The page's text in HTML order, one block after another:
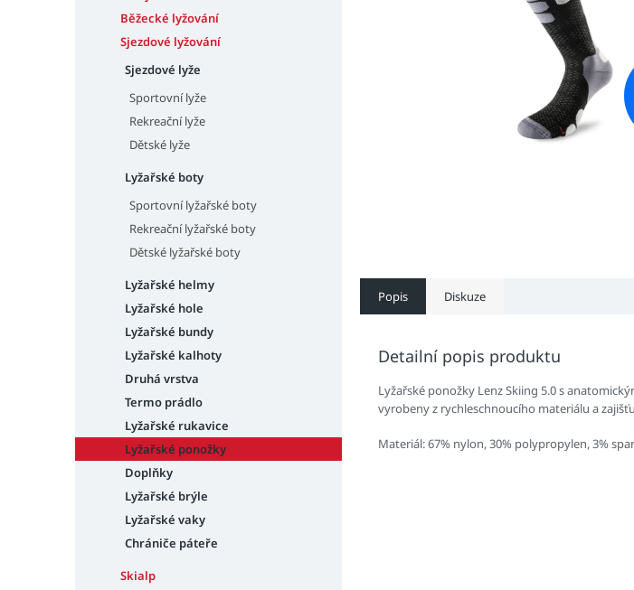
Běžecké lyžování
Sjezdové lyžování
Sjezdové lyže
Sportovní lyže
Rekreační lyže
Dětské lyže
Lyžařské boty
Sportovní lyžařské boty
Rekreační lyžařské boty
Dětské lyžařské boty
Lyžařské helmy
Lyžařské hole
Lyžařské bundy
Lyžařské kalhoty
Druhá vrstva
Termo prádlo
Lyžařské rukavice
Lyžařské ponožky
Doplňky
Lyžařské brýle
Lyžařské vaky
Chrániče páteře
Skialp
Popis Diskuze
Detailní popis produktu
Lyžařské ponožky Lenz Skiing 5.0 s
vyrobeny z rychleschnoucího materiálu a
Materiál: 67% nylon, 30% polypropylen, 3%